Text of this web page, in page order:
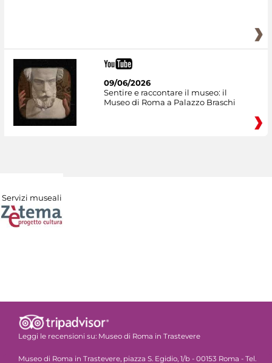
09/06/2026
Sentire e raccontare il museo: il
Museo di Roma a Palazzo Braschi
Servizi museali
Leggi le recensioni su: Museo di Roma in Trastevere
Museo di Roma in Trastevere, piazza S. Egidio, 1/b - 00153 Roma - Tel.